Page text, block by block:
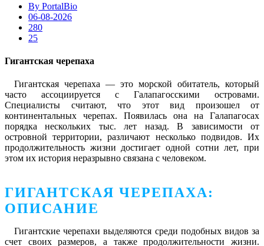
By PortalBio
06-08-2026
280
25
Гигантская черепаха
Гигантская черепаха — это морской обитатель, который
часто ассоциируется с Галапагосскими островами.
Специалисты считают, что этот вид произошел от
континентальных черепах. Появилась она на Галапагосах
порядка нескольких тыс. лет назад. В зависимости от
островной территории, различают несколько подвидов. Их
продолжительность жизни достигает одной сотни лет, при
этом их история неразрывно связана с человеком.
ГИГАНТСКАЯ ЧЕРЕПАХА:
ОПИСАНИЕ
Гигантские черепахи выделяются среди подобных видов за
счет своих размеров, а также продолжительности жизни.